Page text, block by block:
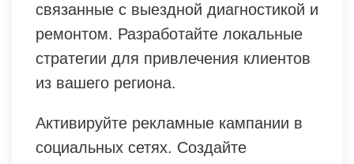
связанные с выездной диагностикой и
ремонтом. Разработайте локальные
стратегии для привлечения клиентов
из вашего региона.
Активируйте рекламные кампании в
социальных сетях. Создайте